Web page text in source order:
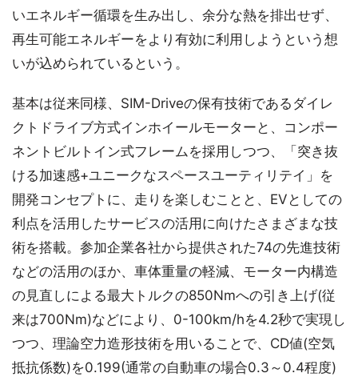
いエネルギー循環を生み出し、余分な熱を排出せず、
再生可能エネルギーをより有効に利用しようという想
いが込められているという。
基本は従来同様、SIM-Driveの保有技術であるダイレ
クトドライブ方式インホイールモーターと、コンポー
ネントビルトイン式フレームを採用しつつ、「突き抜
ける加速感+ユニークなスペースユーティリテイ」を
開発コンセプトに、走りを楽しむことと、EVとしての
利点を活用したサービスの活用に向けたさまざまな技
術を搭載。参加企業各社から提供された74の先進技術
などの活用のほか、車体重量の軽減、モーター内構造
の見直しによる最大トルクの850Nmへの引き上げ(従
来は700Nm)などにより、0-100km/hを4.2秒で実現し
つつ、理論空力造形技術を用いることで、CD値(空気
抵抗係数)を0.199(通常の自動車の場合0.3～0.4程度)